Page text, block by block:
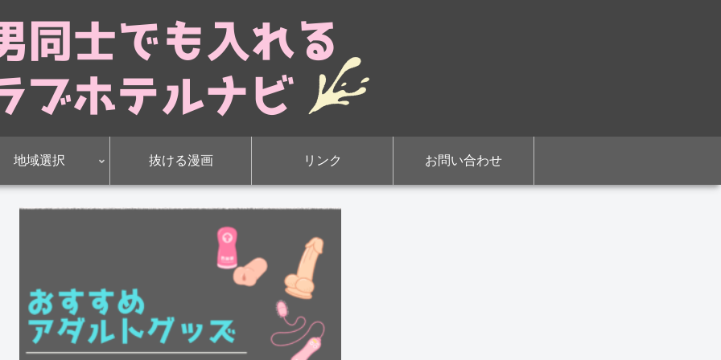
地域選択 抜ける漫画 リンク お問い合わせ